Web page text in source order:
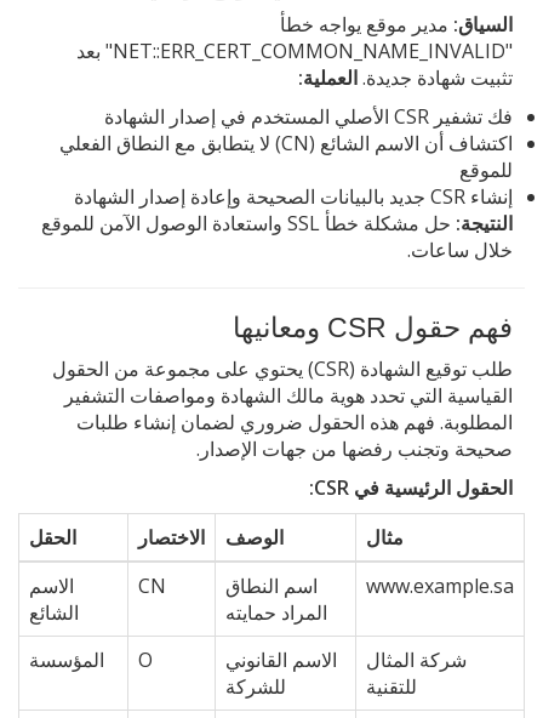
السياق: مدير موقع يواجه خطأ
"NET::ERR_CERT_COMMON_NAME_INVALID" بعد
تثبيت شهادة جديدة.العملية:
فك تشفير CSR الأصلي المستخدم في إصدار الشهادة
اكتشاف أن الاسم الشائع (CN) لا يتطابق مع النطاق الفعلي
للموقع
إنشاء CSR جديد بالبيانات الصحيحة وإعادة إصدار الشهادة
النتيجة:
حل مشكلة خطأ SSL واستعادة الوصول الآمن للموقع
خلال ساعات.
فهم حقول CSR ومعانيها
طلب توقيع الشهادة (CSR) يحتوي على مجموعة من الحقول
القياسية التي تحدد هوية مالك الشهادة ومواصفات التشفير
المطلوبة. فهم هذه الحقول ضروري لضمان إنشاء طلبات
صحيحة وتجنب رفضها من جهات الإصدار.
الحقول الرئيسية في CSR:
الحقل
الاختصار الوصف
مثال
الاسم
الشائع
CN
اسم النطاق
المراد حمايته
www.example.sa
المؤسسة O
الاسم القانوني
للشركة
شركة المثال
للتقنية